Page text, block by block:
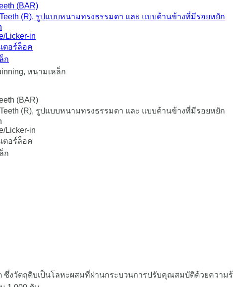
ซึ่งวัตถุดิบเป็นโลหะผสมที่ผ่านกระบวนการปรับคุณสมบัติด้วยคว